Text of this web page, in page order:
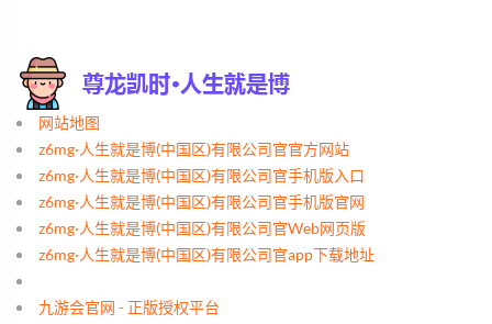
网站地图
z6mg·人生就是博(中国区)有限公司官官方网站
z6mg·人生就是博(中国区)有限公司官手机版入口
z6mg·人生就是博(中国区)有限公司官手机版官网
z6mg·人生就是博(中国区)有限公司官Web网页版
z6mg·人生就是博(中国区)有限公司官app下载地址
九游会官网 - 正版授权平台